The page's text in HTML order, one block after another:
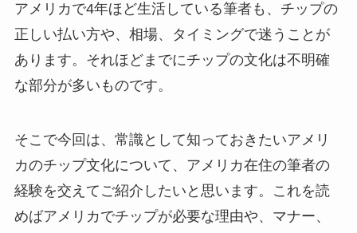
アメリカで4年ほど生活している筆者も、チップの
正しい払い方や、相場、タイミングで迷うことが
あります。それほどまでにチップの文化は不明確
な部分が多いものです。
そこで今回は、常識として知っておきたいアメリ
カのチップ文化について、アメリカ在住の筆者の
経験を交えてご紹介したいと思います。これを読
めばアメリカでチップが必要な理由や、マナー、